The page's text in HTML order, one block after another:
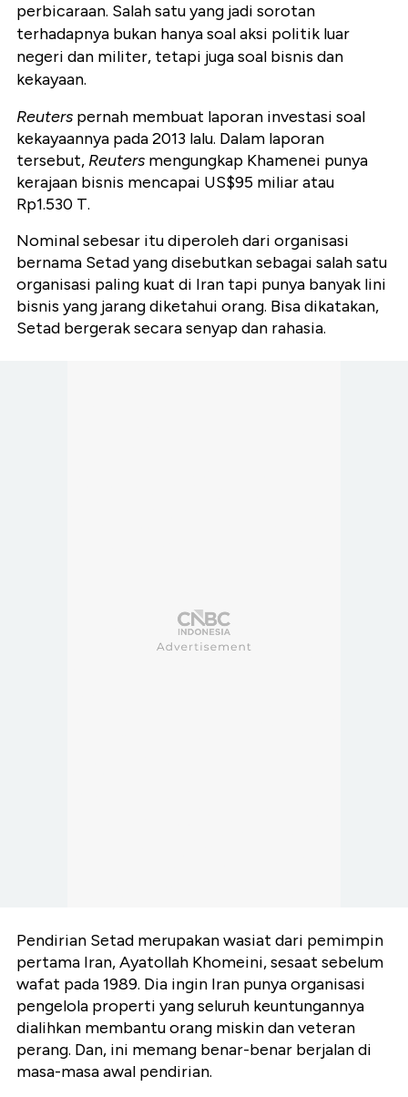
perbicaraan. Salah satu yang jadi sorotan
terhadapnya bukan hanya soal aksi politik luar
negeri dan militer, tetapi juga soal bisnis dan
kekayaan.
Reuters pernah membuat laporan investasi soal
kekayaannya pada 2013 lalu. Dalam laporan
tersebut, Reuters mengungkap Khamenei punya
kerajaan bisnis mencapai US$95 miliar atau
Rp1.530 T.
Nominal sebesar itu diperoleh dari organisasi
bernama Setad yang disebutkan sebagai salah satu
organisasi paling kuat di Iran tapi punya banyak lini
bisnis yang jarang diketahui orang. Bisa dikatakan,
Setad bergerak secara senyap dan rahasia.
Pendirian Setad merupakan wasiat dari pemimpin
pertama Iran, Ayatollah Khomeini, sesaat sebelum
wafat pada 1989. Dia ingin Iran punya organisasi
pengelola properti yang seluruh keuntungannya
dialihkan membantu orang miskin dan veteran
perang. Dan, ini memang benar-benar berjalan di
masa-masa awal pendirian.